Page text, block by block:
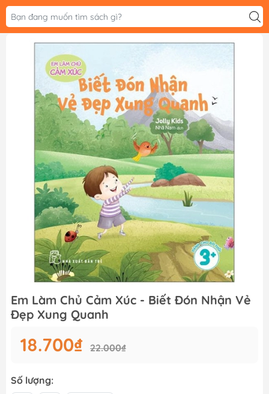
Em Làm Chủ Cảm Xúc - Biết Đón Nhận Vẻ
Đẹp Xung Quanh
18.700₫ 22.000₫
Số lượng: